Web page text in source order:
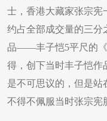
士，香港大藏家张宗宪
约占全部成交量的三分
品——丰子恺5平尺的《
得，创下当时丰子恺作
是不可思议的，但是站
不得不佩服当时张宗宪